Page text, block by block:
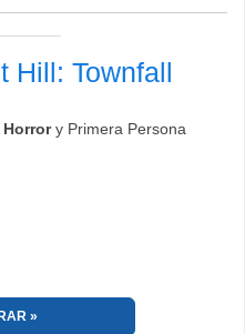
Hill: Townfall
y Primera Persona